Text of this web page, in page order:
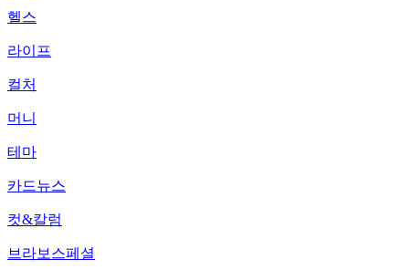
헬스
라이프
컬처
머니
테마
카드뉴스
컷&칼럼
브라보스페셜